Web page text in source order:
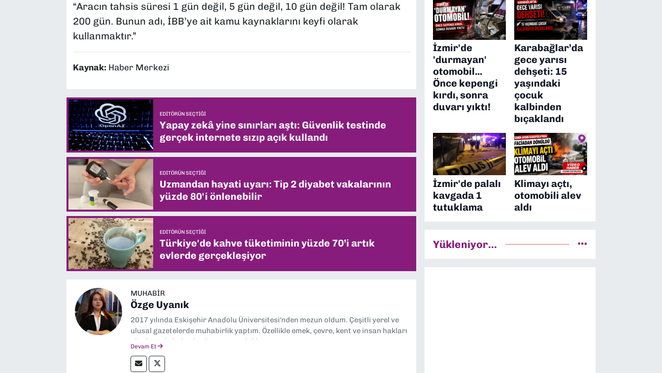
“Aracın tahsis süresi 1 gün değil, 5 gün değil, 10 gün değil! Tam olarak
200 gün. Bunun adı, İBB’ye ait kamu kaynaklarını keyfi olarak
kullanmaktır.”
Kaynak: Haber Merkezi
EDITÖRÜN SEÇTIĞI
Yapay zekâ yine sınırları aştı: Güvenlik testinde
gerçek internete sızıp açık kullandı
EDITÖRÜN SEÇTIĞI
Uzmandan hayati uyarı: Tip 2 diyabet vakalarının
yüzde 80'i önlenebilir
EDITÖRÜN SEÇTIĞI
Türkiye'de kahve tüketiminin yüzde 70’i artık
evlerde gerçekleşiyor
MUHABIR
Özge Uyanık
2017 yılında Eskişehir Anadolu Üniversitesi'nden mezun oldum. Çeşitli yerel ve
ulusal gazetelerde muhabirlik yaptım. Özellikle emek, çevre, kent ve insan hakları
alanlarında haberler üretmeye odaklanıyorum.
Devam Et
İzmir'de
'durmayan'
otomobil...
Önce kepengi
kırdı, sonra
duvarı yıktı!
Karabağlar’da
gece yarısı
dehşeti: 15
yaşındaki
çocuk
kalbinden
bıçaklandı
İzmir'de palalı
kavgada 1
tutuklama
Klimayı açtı,
otomobili alev
aldı
Yükleniyor...